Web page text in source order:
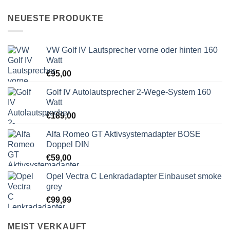
NEUESTE PRODUKTE
VW Golf IV Lautsprecher vorne oder hinten 160
Watt
€95,00
Golf IV Autolautsprecher 2-Wege-System 160
Watt
€189,00
Alfa Romeo GT Aktivsystemadapter BOSE
Doppel DIN
€59,00
Opel Vectra C Lenkradadapter Einbauset smoke
grey
€99,99
MEIST VERKAUFT